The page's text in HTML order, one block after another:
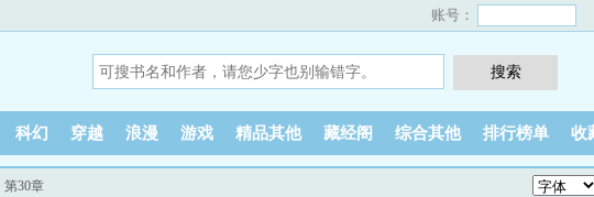
账号：
科幻 穿越 浪漫 游戏 精品其他 藏经阁 综合其他 排行榜单 收
第30章